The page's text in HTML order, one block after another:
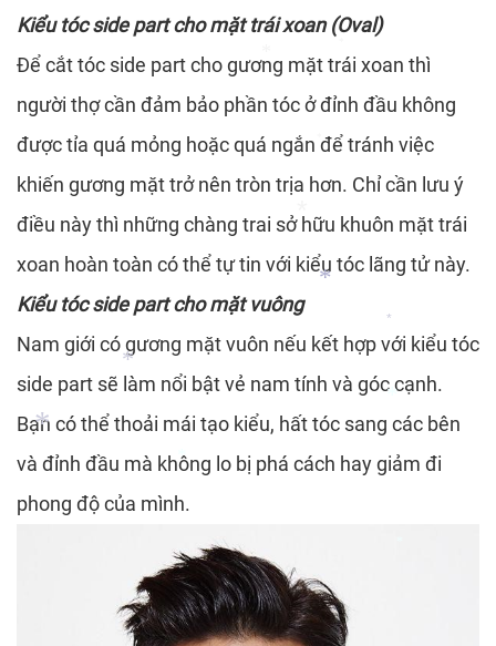
*
*
Kiểu tóc side part cho mặt trái xoan (Oval)
Để cắt tóc side part cho gương mặt trái xoan thì
người thợ cần đảm bảo phần tóc ở đỉnh đầu không
được tỉa quá mỏng hoặc quá ngắn để tránh việc
khiến gương mặt trở nên tròn trịa hơn. Chỉ cần lưu ý
điều này thì những chàng trai sở hữu khuôn mặt trái
xoan hoàn toàn có thể tự tin với kiểu tóc lãng tử này.
Kiểu tóc side part cho mặt vuông
Nam giới có gương mặt vuôn nếu kết hợp với kiểu tóc
side part sẽ làm nổi bật vẻ nam tính và góc cạnh.
Bạn có thể thoải mái tạo kiểu, hất tóc sang các bên
và đỉnh đầu mà không lo bị phá cách hay giảm đi
phong độ của mình.